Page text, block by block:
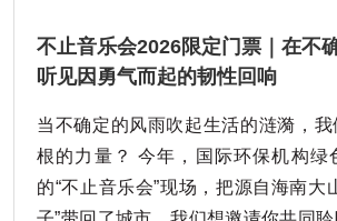
不止音乐会2026限定门票｜在不
听见因勇气而起的韧性回响
当不确定的风雨吹起生活的涟漪，
根的力量？ 今年，国际环保机构绿
的“不止音乐会”现场，把源自海南大